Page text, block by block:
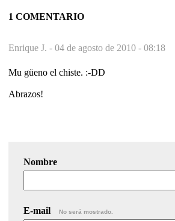
1 COMENTARIO
Enrique J. - 04 de agosto de 2010 - 08:18
Mu güeno el chiste. :-DD
Abrazos!
Nombre
E-mail No será mostrado.